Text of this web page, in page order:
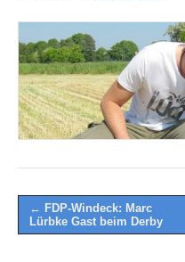
Post
navigation
← FDP-Windeck: Marc
Lürbke Gast beim Derby